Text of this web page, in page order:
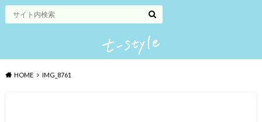
HOME IMG_8761